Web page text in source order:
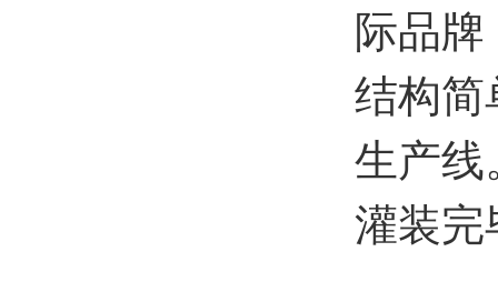
际品
结构简
生产线
灌装完